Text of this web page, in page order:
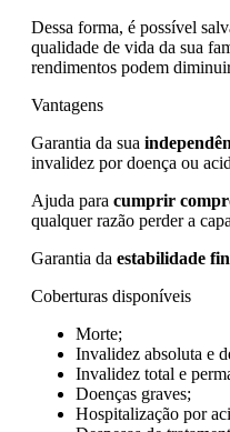
Dessa forma, é possível
qualidade de vida da sua
rendimentos podem
Vantagens
Garantia da sua
invalidez por doença ou
Ajuda para cumprir
qualquer razão perder a
Garantia da estabilidade
Coberturas disponíveis
Morte;
Invalidez absoluta e
Invalidez total e
Doenças graves;
Hospitalização por